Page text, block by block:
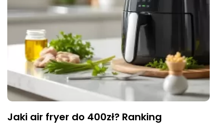
Jaki air fryer do 400zł? Ranking